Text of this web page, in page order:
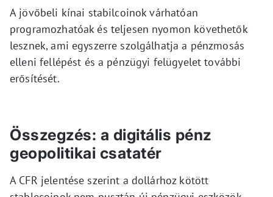
A jövőbeli kínai stabilcoinok várhatóan
programozhatóak és teljesen nyomon követhetők
lesznek, ami egyszerre szolgálhatja a pénzmosás
elleni fellépést és a pénzügyi felügyelet további
erősítését.
Összegzés: a digitális pénz
geopolitikai csatatér
A CFR jelentése szerint a dollárhoz kötött